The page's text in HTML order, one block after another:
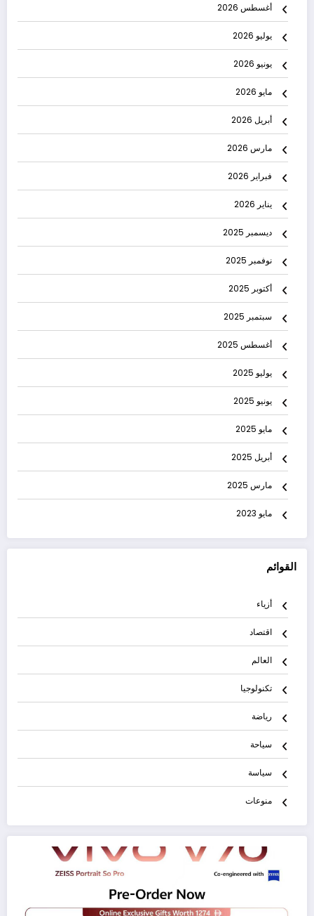
أغسطس 2026
يوليو 2026
يونيو 2026
مايو 2026
أبريل 2026
مارس 2026
فبراير 2026
يناير 2026
ديسمبر 2025
نوفمبر 2025
أكتوبر 2025
سبتمبر 2025
أغسطس 2025
يوليو 2025
يونيو 2025
مايو 2025
أبريل 2025
مارس 2025
مايو 2023
القوائم
أزياء
اقتصاد
العالم
تكنولوجيا
رياضة
سياحة
سياسة
منوعات